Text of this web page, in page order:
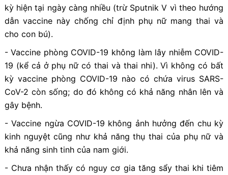
kỳ hiện tại ngày càng nhiều (trừ Sputnik V vì theo hướng
dẫn vaccine này chống chỉ định phụ nữ mang thai và
cho con bú).
- Vaccine phòng COVID-19 không làm lây nhiễm COVID-
19 (kể cả ở phụ nữ có thai và thai nhi). Vì không có bất
kỳ vaccine phòng COVID-19 nào có chứa virus SARS-
CoV-2 còn sống; do đó không có khả năng nhân lên và
gây bệnh.
- Vaccine ngừa COVID-19 không ảnh hưởng đến chu kỳ
kinh nguyệt cũng như khả năng thụ thai của phụ nữ và
khả năng sinh tinh của nam giới.
- Chưa nhận thấy có nguy cơ gia tăng sẩy thai khi tiêm